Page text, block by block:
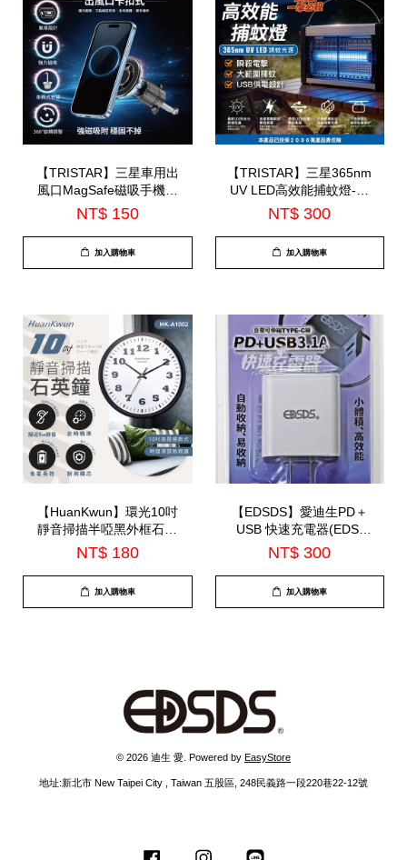
【TRISTAR】三星車用出
風口MagSafe磁吸手機支
架(TS-PA30)
NT$ 150
加入購物車
【TRISTAR】三星365nm
UV LED高效能捕蚊燈-大
(TS-MN09)
NT$ 300
加入購物車
【HuanKwun】環光10吋
靜音掃描半啞黑外框石英
鐘(HK-A1002)
NT$ 180
加入購物車
【EDSDS】愛迪生PD＋
USB 快速充電器(EDS-
USB142)
NT$ 300
加入購物車
© 2026 迪生 愛. Powered by EasyStore
地址:新北市 New Taipei City , Taiwan 五股區, 248民義路一段220巷22-12號
Facebook Instagram